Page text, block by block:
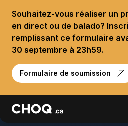
Souhaitez-vous réaliser un
en direct ou de balado?
remplissant ce formulaire
30 septembre à 23h59.
Formulaire de soumission